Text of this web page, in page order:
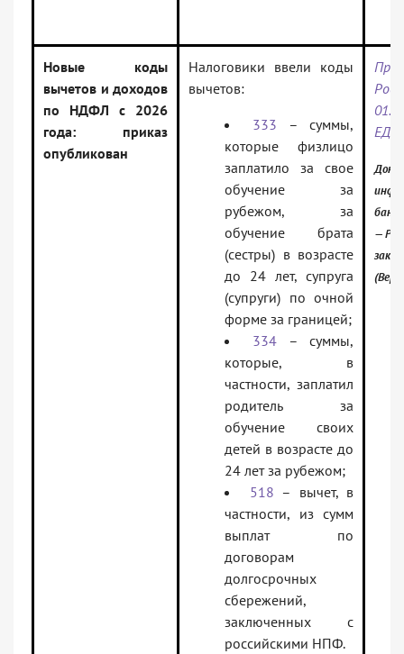
Новые коды
вычетов и доходов
по НДФЛ с 2026
года: приказ
опубликован
Налоговики ввели коды
вычетов:
333 – суммы,
которые физлицо
заплатило за свое
обучение за
рубежом, за
обучение брата
(сестры) в возрасте
до 24 лет, супруга
(супруги) по очной
форме за границей;
334 – суммы,
которые, в
частности, заплатил
родитель за
обучение своих
детей в возрасте до
24 лет за рубежом;
518 – вычет, в
частности, из сумм
выплат по
договорам
долгосрочных
сбережений,
заключенных с
российскими НПФ.
ЕД-
банк:
—